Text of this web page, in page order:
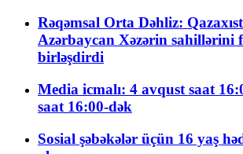
Rəqəmsal Orta Dəhliz:
Azərbaycan Xəzərin sahillərini
birləşdirdi
Media icmalı: 4 avqust saat
saat 16:00-dək
Sosial şəbəkələr üçün 16 yaş